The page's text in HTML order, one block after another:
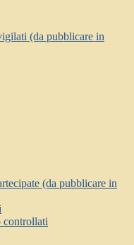
(da pubblicare in
(da pubblicare in